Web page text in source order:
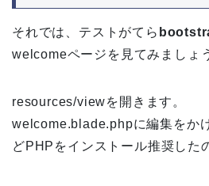
それでは、テストがてら
welcomeページを見てみましょ
resources/viewを開きます。
welcome.blade.phpに編集をか
どPHPをインストール推奨した